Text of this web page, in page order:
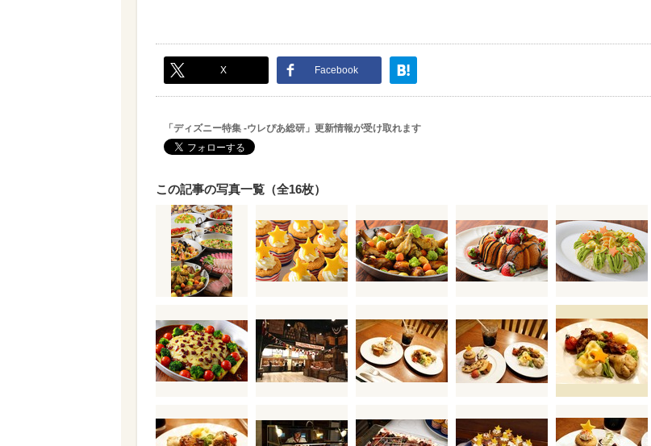
X Facebook
「ディズニー特集 -ウレぴあ総研」更新情報が受け取れます
この記事の写真一覧（全16枚）